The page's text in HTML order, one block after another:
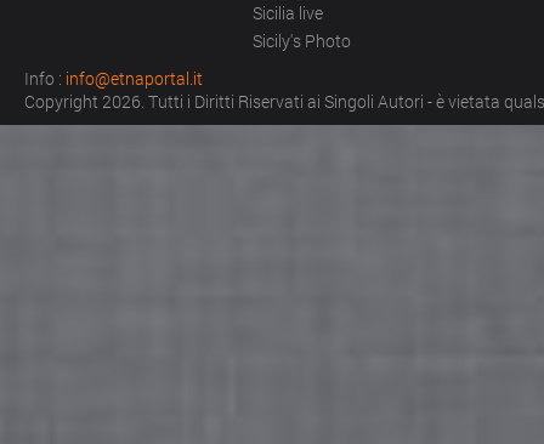
Sicilia live
Sicily's Photo
Info : info@etnaportal.it
Copyright 2026. Tutti i Diritti Riservati ai Singoli Autori - è vietata